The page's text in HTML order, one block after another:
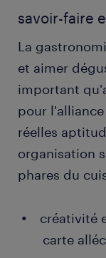
savoir-faire
La
et aimer
important
pour
réelles
organisation
phares du
créativité
carte